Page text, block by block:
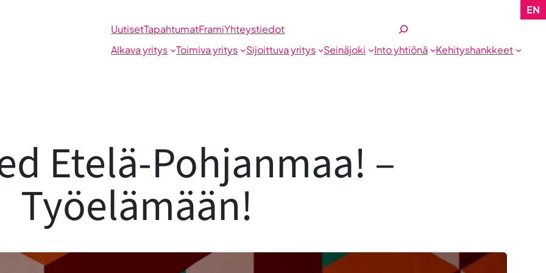
UutisetTapahtumatFramiYhteystiedot
Etsi
Alkava yritys
Toimiva yritys Sijoittuva yritys Seinäjoki Into yhtiönä Kehityshankkeet
EN
Etelä-Pohjanmaa! –
Työelämään!